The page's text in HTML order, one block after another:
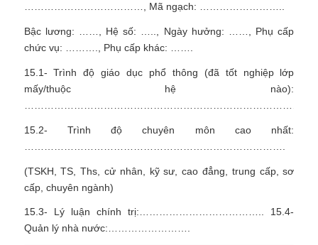
………………………………, Mã ngạch: ……………………..
Bậc lương: ……, Hệ số: ….., Ngày hưởng: ……, Phụ cấp
chức vụ: ………., Phụ cấp khác: …….
15.1- Trình độ giáo dục phổ thông (đã tốt nghiệp lớp
mấy/thuộc hệ nào):
15.2- Trình độ chuyên môn cao nhất:
(TSKH, TS, Ths, cử nhân, kỹ sư, cao đẳng, trung cấp, sơ
cấp, chuyên ngành)
15.3- Lý luận chính trị:……………………………….. 15.4-
Quản lý nhà nước:…………………….